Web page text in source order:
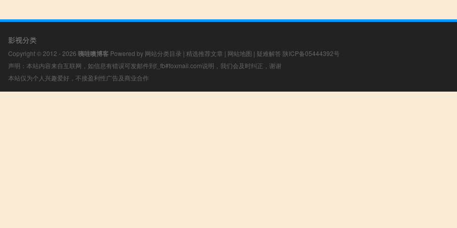
影视分类
Copyright © 2012 - 2026 咦哇噢博客 Powered by 网站分类目录 | 精选推荐文章 | 网站地图 | 疑难解答 陕ICP备05444392号
声明：本站内容来自互联网，如信息有错误可发邮件到f_fb#foxmail.com说明，我们会及时纠正，谢谢
本站仅为个人兴趣爱好，不接盈利性广告及商业合作